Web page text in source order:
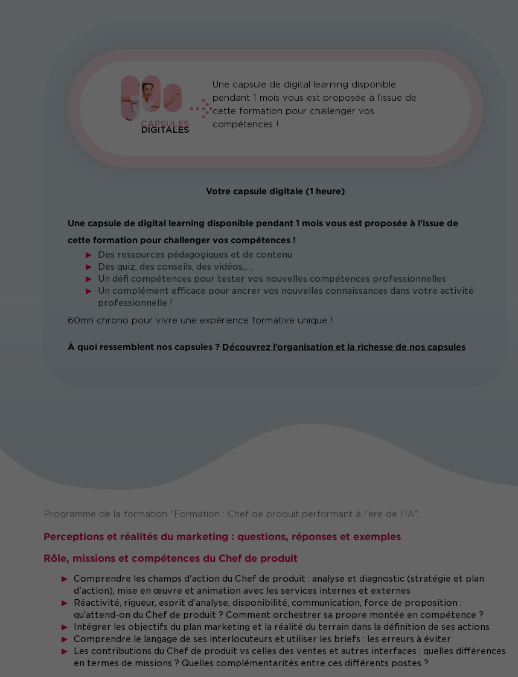
CAPSULES
DIGITALES
Une capsule de digital learning disponible
pendant 1 mois vous est proposée à l’issue de
cette formation pour challenger vos
compétences !
Votre capsule digitale (1 heure)
Une capsule de digital learning disponible pendant 1 mois vous est proposée à l’issue de
cette formation pour challenger vos compétences !
Des ressources pédagogiques et de contenu
Des quiz, des conseils, des vidéos,….
Un défi compétences pour tester vos nouvelles compétences professionnelles
Un complément efficace pour ancrer vos nouvelles connaissances dans votre activité
professionnelle !
60mn chrono pour vivre une expérience formative unique !
À quoi ressemblent nos capsules ? Découvrez l’organisation et la richesse de nos capsules
Programme de la formation "Formation : Chef de produit performant à l'ère de l'IA"
Perceptions et réalités du marketing : questions, réponses et exemples
Rôle, missions et compétences du Chef de produit
Comprendre les champs d'action du Chef de produit : analyse et diagnostic (stratégie et plan
d'action), mise en œuvre et animation avec les services internes et externes
Réactivité, rigueur, esprit d'analyse, disponibilité, communication, force de proposition :
qu’attend-on du Chef de produit ? Comment orchestrer sa propre montée en compétence ?
Intégrer les objectifs du plan marketing et la réalité du terrain dans la définition de ses actions
Comprendre le langage de ses interlocuteurs et utiliser les briefs : les erreurs à éviter
Les contributions du Chef de produit vs celles des ventes et autres interfaces : quelles différences
en termes de missions ? Quelles complémentarités entre ces différents postes ?